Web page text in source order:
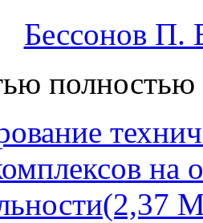
Бессонов П.
полностью
на